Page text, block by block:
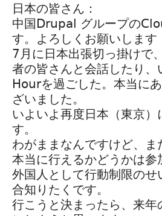
日本の皆さん：
中国Drupal グループの
す。よろしくお願いします
7月に日本出張切っ掛けで
者の皆さんと会話したり
Hourを過ごした。本当に
ざいました。
いよいよ再度日本（東京
す。
わがままなんですけど、ま
本当に行えるかどうかは
外国人として行動制限の
合知りたくです。
行こうと決まったら、来